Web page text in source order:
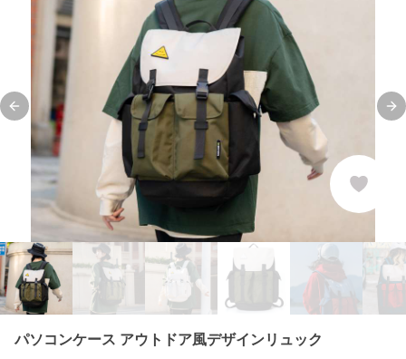
Previous slide
パソコンケース アウトドア風デザインリュック